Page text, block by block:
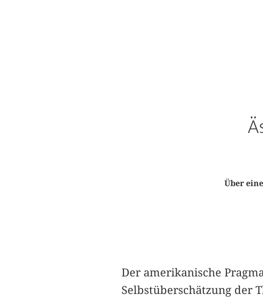
Über
Der amerikanische
Selbstüberschätzung der